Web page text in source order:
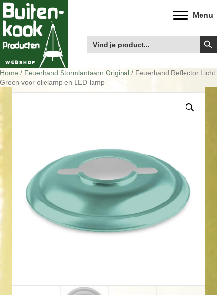
Menu
Zoek
naar:
Home / Feuerhand Stormlantaarn Original / Feuerhand Reflector Licht
Groen voor olielamp en LED-lamp